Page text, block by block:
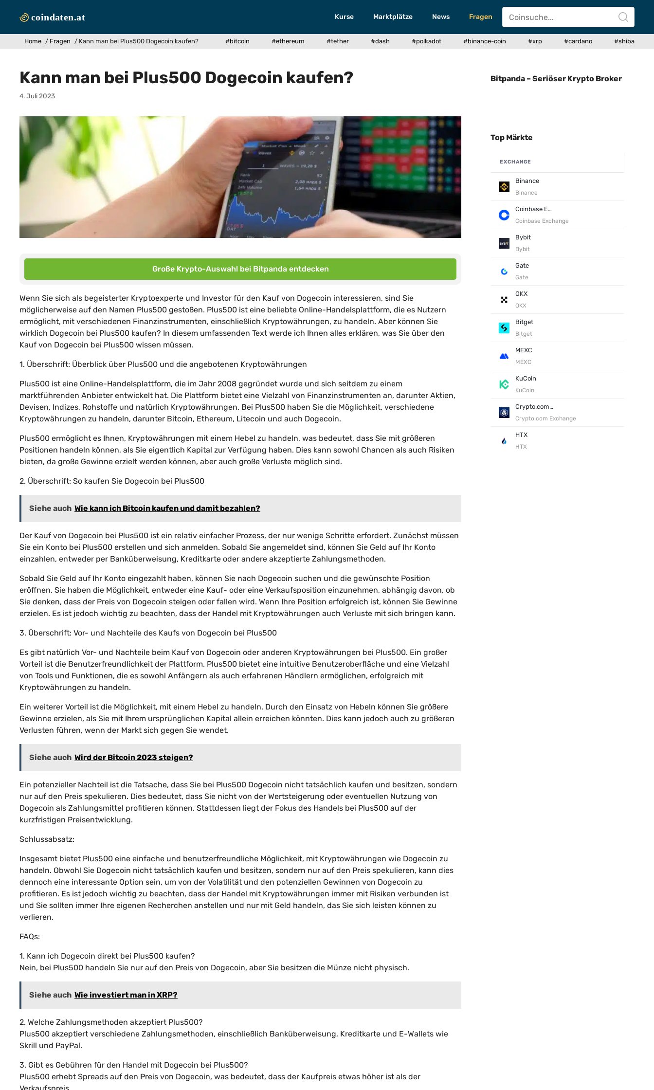
Inhalt
Kurse Marktplätze News Fragen
Home / Fragen / Kann man bei Plus500 Dogecoin kaufen? #bitcoin #ethereum #tether #dash #polkadot #binance-coin #xrp #cardano #shiba
Kann man bei Plus500 Dogecoin kaufen?
4. Juli 2023
Große Krypto-Auswahl bei Bitpanda entdecken
Wenn Sie sich als begeisterter Kryptoexperte und Investor für den Kauf von Dogecoin interessieren, sind Sie
möglicherweise auf den Namen Plus500 gestoßen. Plus500 ist eine beliebte Online-Handelsplattform, die es Nutzern
ermöglicht, mit verschiedenen Finanzinstrumenten, einschließlich Kryptowährungen, zu handeln. Aber können Sie
wirklich Dogecoin bei Plus500 kaufen? In diesem umfassenden Text werde ich Ihnen alles erklären, was Sie über den
Kauf von Dogecoin bei Plus500 wissen müssen.
1. Überschrift: Überblick über Plus500 und die angebotenen Kryptowährungen
Plus500 ist eine Online-Handelsplattform, die im Jahr 2008 gegründet wurde und sich seitdem zu einem
marktführenden Anbieter entwickelt hat. Die Plattform bietet eine Vielzahl von Finanzinstrumenten an, darunter Aktien,
Devisen, Indizes, Rohstoffe und natürlich Kryptowährungen. Bei Plus500 haben Sie die Möglichkeit, verschiedene
Kryptowährungen zu handeln, darunter Bitcoin, Ethereum, Litecoin und auch Dogecoin.
Plus500 ermöglicht es Ihnen, Kryptowährungen mit einem Hebel zu handeln, was bedeutet, dass Sie mit größeren
Positionen handeln können, als Sie eigentlich Kapital zur Verfügung haben. Dies kann sowohl Chancen als auch Risiken
bieten, da große Gewinne erzielt werden können, aber auch große Verluste möglich sind.
2. Überschrift: So kaufen Sie Dogecoin bei Plus500
Siehe auch Wie kann ich Bitcoin kaufen und damit bezahlen?
Der Kauf von Dogecoin bei Plus500 ist ein relativ einfacher Prozess, der nur wenige Schritte erfordert. Zunächst müssen
Sie ein Konto bei Plus500 erstellen und sich anmelden. Sobald Sie angemeldet sind, können Sie Geld auf Ihr Konto
einzahlen, entweder per Banküberweisung, Kreditkarte oder andere akzeptierte Zahlungsmethoden.
Sobald Sie Geld auf Ihr Konto eingezahlt haben, können Sie nach Dogecoin suchen und die gewünschte Position
eröffnen. Sie haben die Möglichkeit, entweder eine Kauf- oder eine Verkaufsposition einzunehmen, abhängig davon, ob
Sie denken, dass der Preis von Dogecoin steigen oder fallen wird. Wenn Ihre Position erfolgreich ist, können Sie Gewinne
erzielen. Es ist jedoch wichtig zu beachten, dass der Handel mit Kryptowährungen auch Verluste mit sich bringen kann.
3. Überschrift: Vor- und Nachteile des Kaufs von Dogecoin bei Plus500
Es gibt natürlich Vor- und Nachteile beim Kauf von Dogecoin oder anderen Kryptowährungen bei Plus500. Ein großer
Vorteil ist die Benutzerfreundlichkeit der Plattform. Plus500 bietet eine intuitive Benutzeroberfläche und eine Vielzahl
von Tools und Funktionen, die es sowohl Anfängern als auch erfahrenen Händlern ermöglichen, erfolgreich mit
Kryptowährungen zu handeln.
Ein weiterer Vorteil ist die Möglichkeit, mit einem Hebel zu handeln. Durch den Einsatz von Hebeln können Sie größere
Gewinne erzielen, als Sie mit Ihrem ursprünglichen Kapital allein erreichen könnten. Dies kann jedoch auch zu größeren
Verlusten führen, wenn der Markt sich gegen Sie wendet.
Siehe auch Wird der Bitcoin 2023 steigen?
Ein potenzieller Nachteil ist die Tatsache, dass Sie bei Plus500 Dogecoin nicht tatsächlich kaufen und besitzen, sondern
nur auf den Preis spekulieren. Dies bedeutet, dass Sie nicht von der Wertsteigerung oder eventuellen Nutzung von
Dogecoin als Zahlungsmittel profitieren können. Stattdessen liegt der Fokus des Handels bei Plus500 auf der
kurzfristigen Preisentwicklung.
Schlussabsatz:
Insgesamt bietet Plus500 eine einfache und benutzerfreundliche Möglichkeit, mit Kryptowährungen wie Dogecoin zu
handeln. Obwohl Sie Dogecoin nicht tatsächlich kaufen und besitzen, sondern nur auf den Preis spekulieren, kann dies
dennoch eine interessante Option sein, um von der Volatilität und den potenziellen Gewinnen von Dogecoin zu
profitieren. Es ist jedoch wichtig zu beachten, dass der Handel mit Kryptowährungen immer mit Risiken verbunden ist
und Sie sollten immer Ihre eigenen Recherchen anstellen und nur mit Geld handeln, das Sie sich leisten können zu
verlieren.
FAQs:
1. Kann ich Dogecoin direkt bei Plus500 kaufen?
Nein, bei Plus500 handeln Sie nur auf den Preis von Dogecoin, aber Sie besitzen die Münze nicht physisch.
Siehe auch Wie investiert man in XRP?
2. Welche Zahlungsmethoden akzeptiert Plus500?
Plus500 akzeptiert verschiedene Zahlungsmethoden, einschließlich Banküberweisung, Kreditkarte und E-Wallets wie
Skrill und PayPal.
3. Gibt es Gebühren für den Handel mit Dogecoin bei Plus500?
Plus500 erhebt Spreads auf den Preis von Dogecoin, was bedeutet, dass der Kaufpreis etwas höher ist als der
Bitpanda – Seriöser Krypto Broker
Top Märkte
EXCHANGE
Binance
Binance
Coinbase Exchange
Coinbase Exchange
Bybit
Bybit
Gate
Gate
OKX
OKX
Bitget
Bitget
MEXC
MEXC
KuCoin
KuCoin
Crypto.com Exchange
Crypto.com Exchange
HTX
HTX